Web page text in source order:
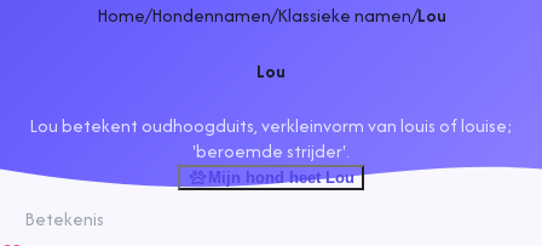
Home/Hondennamen/Klassieke namen/Lou
Lou
Lou betekent oudhoogduits, verkleinvorm van louis of louise;
'beroemde strijder'.
Mijn hond heet Lou
Betekenis